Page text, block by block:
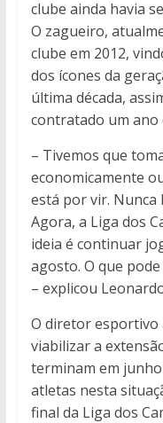
clube ainda havia
O zagueiro,
clube em 2012,
dos ícones da
última década,
contratado um ano
– Tivemos que
economicamente
está por vir.
Agora, a Liga dos
ideia é continuar
agosto. O que
– explicou
O diretor esportivo
viabilizar a
terminam em
atletas nesta
final da Liga dos